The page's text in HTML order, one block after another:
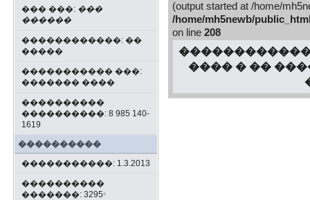
��� ���: ���
������
������������: ��
�����
����������� ���:
������� ����
����������
����������: 8 985 140-
1619
����������
�����������: 1.3.2013
����������
�������: 3295*
(output started at /home/
/home/mh5newb/
on line 208
���� � ��